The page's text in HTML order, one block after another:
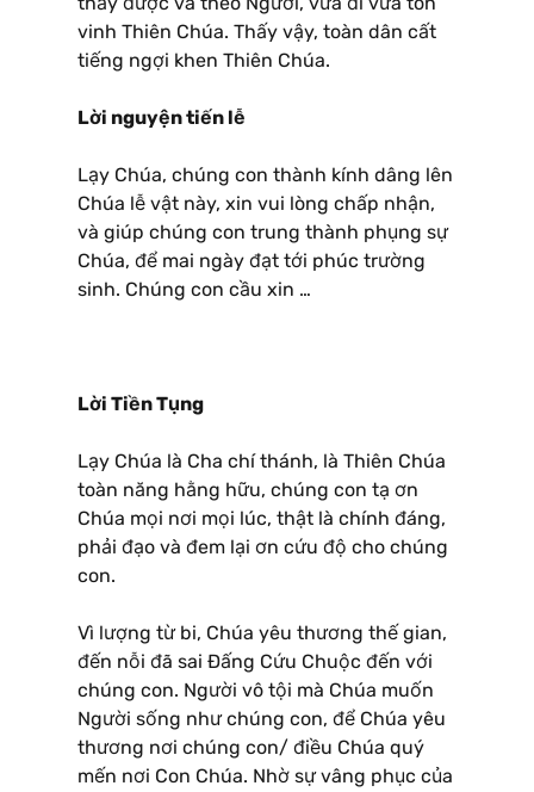
vinh Thiên Chúa. Thấy vậy, toàn dân cất
tiếng ngợi khen Thiên Chúa.
Lời nguyện tiến lễ
Lạy Chúa, chúng con thành kính dâng lên
Chúa lễ vật này, xin vui lòng chấp nhận,
và giúp chúng con trung thành phụng sự
Chúa, để mai ngày đạt tới phúc trường
sinh. Chúng con cầu xin …
Lời Tiền Tụng
Lạy Chúa là Cha chí thánh, là Thiên Chúa
toàn năng hằng hữu, chúng con tạ ơn
Chúa mọi nơi mọi lúc, thật là chính đáng,
phải đạo và đem lại ơn cứu độ cho chúng
con.
Vì lượng từ bi, Chúa yêu thương thế gian,
đến nỗi đã sai Ðấng Cứu Chuộc đến với
chúng con. Người vô tội mà Chúa muốn
Người sống như chúng con, để Chúa yêu
thương nơi chúng con/ điều Chúa quý
mến nơi Con Chúa. Nhờ sự vâng phục của